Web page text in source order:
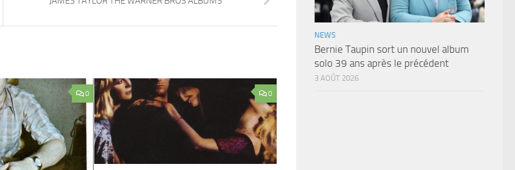
0 0
NEWS
Bernie Taupin sort un nouvel album
solo 39 ans après le précédent
3 AOÛT 2026